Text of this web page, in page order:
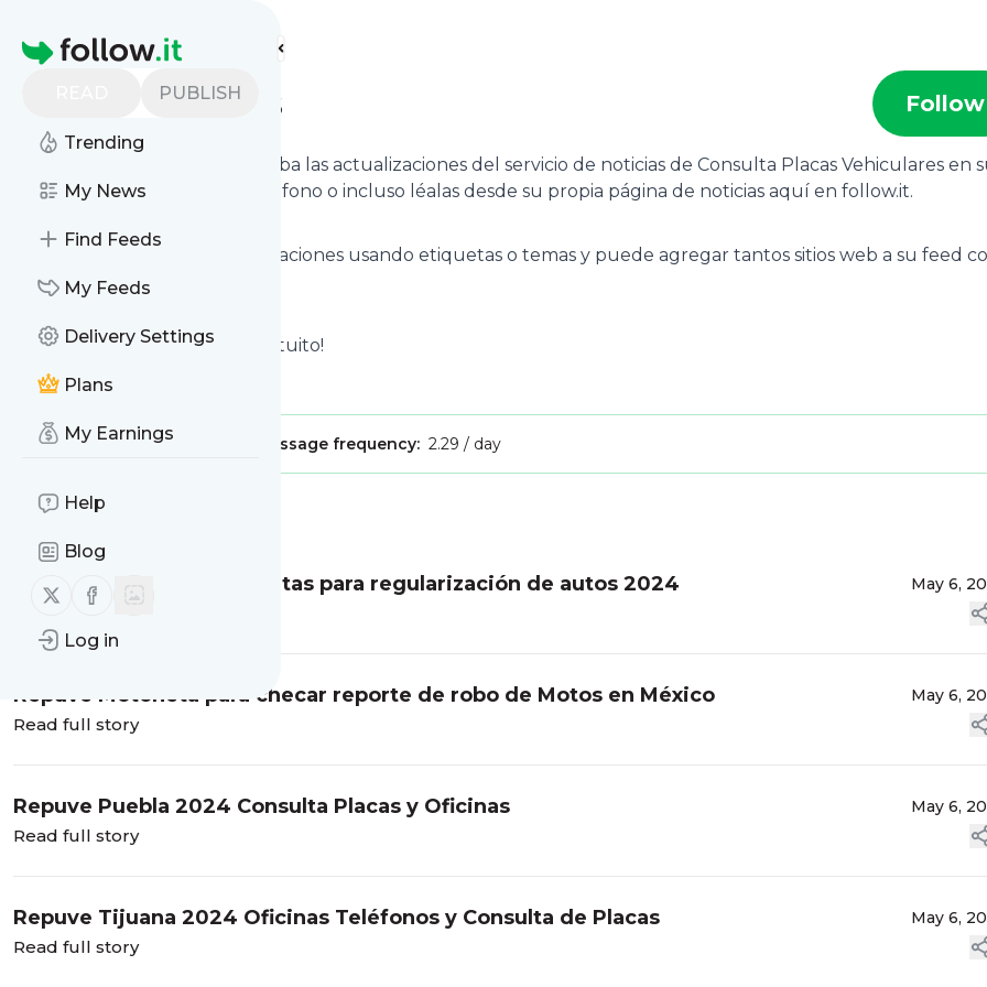
Homepage
PUBLISH
Trending
My News
Find Feeds
My Feeds
Delivery Settings
Plans
My Earnings
Help
Blog
Follow us on X (twitter)
Follow us on Facebook
Log in
Find more feeds
Consulta Placas Follow
Suscríbase en segundos y reciba las actualizaciones del servicio de noticias de Consulta Placas Vehiculares en
bandeja de entrada, en su teléfono o incluso léalas desde su propia página de noticias aquí en follow.it.
Puede seleccionar las actualizaciones usando etiquetas o temas y puede agregar tantos sitios web a su feed
desee.
¡Y el servicio es totalmente gratuito!
Publisher:cajetacoronado21 Message frequency: 2.29 / day
Message
Sistema electrónico de citas para regularización de autos 2024 May 6,
Repuve Motoneta para checar reporte de robo de Motos en México May 6,
Read full story
Repuve Puebla 2024 Consulta Placas y Oficinas May 6,
Read full story
Repuve Tijuana 2024 Oficinas Teléfonos y Consulta de Placas May 6,
Read full story